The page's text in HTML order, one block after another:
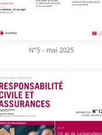
N°5 - mai 2025